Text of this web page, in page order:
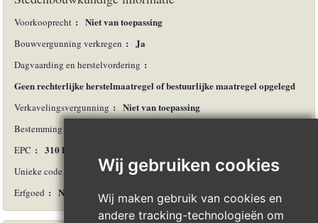
Wij gebruiken cookies
Wij maken gebruik van cookies en
andere tracking-technologieën om
Voorkooprecht : Niet van toepassing
Bouwvergunning verkregen : Ja
Dagvaarding en herstelvordering :
Geen rechterlijke herstelmaatregel of bestuurlijke maatregel opgelegd
Verkavelingsvergunning : Niet van toepassing
Bestemming
EPC : 310 kWh/m²
Unieke code 2419E0684534C
Erfgoed : Nee